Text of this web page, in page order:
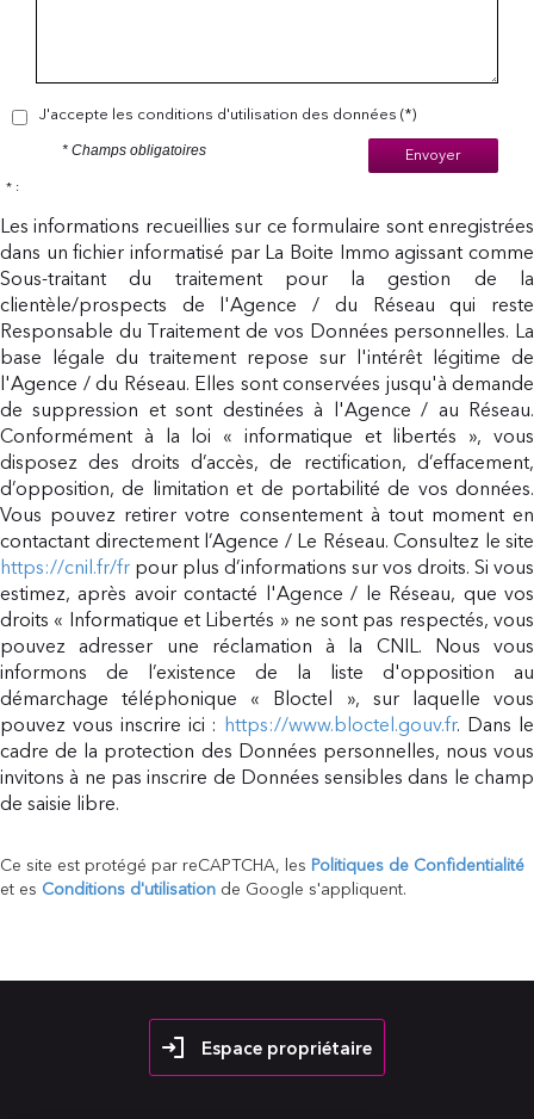
J'accepte les conditions d'utilisation des données (*)
Envoyer
* Champs obligatoires
* :
Les informations recueillies sur ce formulaire sont enregistrées
dans un fichier informatisé par La Boite Immo agissant comme
Sous-traitant du traitement pour la gestion de la
clientèle/prospects de l'Agence / du Réseau qui reste
Responsable du Traitement de vos Données personnelles. La
base légale du traitement repose sur l'intérêt légitime de
l'Agence / du Réseau. Elles sont conservées jusqu'à demande
de suppression et sont destinées à l'Agence / au Réseau.
Conformément à la loi « informatique et libertés », vous
disposez des droits d’accès, de rectification, d’effacement,
d’opposition, de limitation et de portabilité de vos données.
Vous pouvez retirer votre consentement à tout moment en
contactant directement l’Agence / Le Réseau. Consultez le site
https://cnil.fr/fr pour plus d’informations sur vos droits. Si vous
estimez, après avoir contacté l'Agence / le Réseau, que vos
droits « Informatique et Libertés » ne sont pas respectés, vous
pouvez adresser une réclamation à la CNIL. Nous vous
informons de l’existence de la liste d'opposition au
démarchage téléphonique « Bloctel », sur laquelle vous
pouvez vous inscrire ici : https://www.bloctel.gouv.fr. Dans le
cadre de la protection des Données personnelles, nous vous
invitons à ne pas inscrire de Données sensibles dans le champ
de saisie libre.
Ce site est protégé par reCAPTCHA, les Politiques de Confidentialité
et es Conditions d'utilisation de Google s'appliquent.
Espace propriétaire